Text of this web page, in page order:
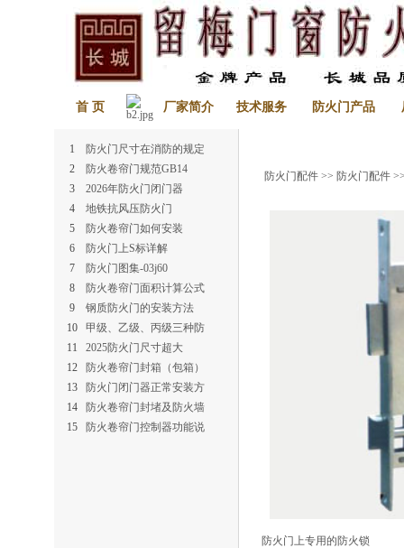
首 页 厂家简介 技术服务 防火门产品
1
防火门尺寸在消防的规定
2
防火卷帘门规范GB14
3
2026年防火门闭门器
4
地铁抗风压防火门
5
防火卷帘门如何安装
6
防火门上S标详解
7
防火门图集-03j60
8
防火卷帘门面积计算公式
9
钢质防火门的安装方法
10
甲级、乙级、丙级三种防
11
2025防火门尺寸超大
12
防火卷帘门封箱（包箱）
13
防火门闭门器正常安装方
14
防火卷帘门封堵及防火墙
15
防火卷帘门控制器功能说
防火门配件>> 防火门配件
防火门上专用的防火锁